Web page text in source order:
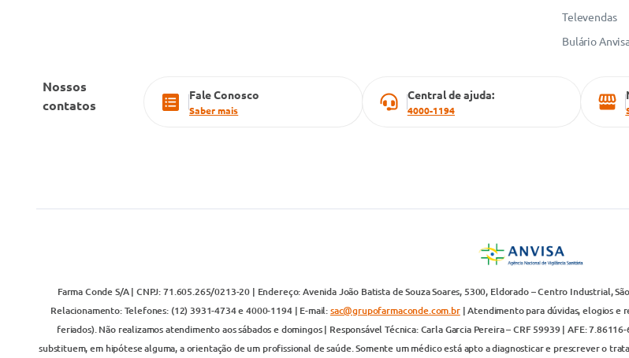
Televendas
Bulário
Nossos
contatos
Fale Conosco
Saber mais
Central de ajuda:
4000-1194
Farma Conde S/A | CNPJ: 71.605.265/0213-20 | Endereço: Avenida João Batista de Souza Soares, 5300, Eldorado – Centro Industrial,
Relacionamento: Telefones: (12) 3931-4734 e 4000-1194 | E-mail:sac@grupofarmaconde.com.br| Atendimento para dúvidas, elogios e
feriados). Não realizamos atendimento aos sábados e domingos | Responsável Técnica: Carla Garcia Pereira – CRF 59939 | AFE:
substituem, em hipótese alguma, a orientação de um profissional de saúde. Somente um médico está apto a diagnosticar e prescrever o